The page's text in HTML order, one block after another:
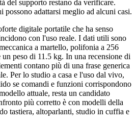
del supporto restano da verificare.
adattarsi meglio ad alcuni casi.
digitale portatile che ha senso
con l'uso reale. I dati utili sono
a martello, polifonia a 256
peso di 11.5 kg. In una recensione di
contano più di una frase generica
Per lo studio a casa e l'uso dal vivo,
se comandi e funzioni corrispondono
attuale, resta un candidato
più corretto è con modelli della
tastiera, altoparlanti, studio in cuffia e